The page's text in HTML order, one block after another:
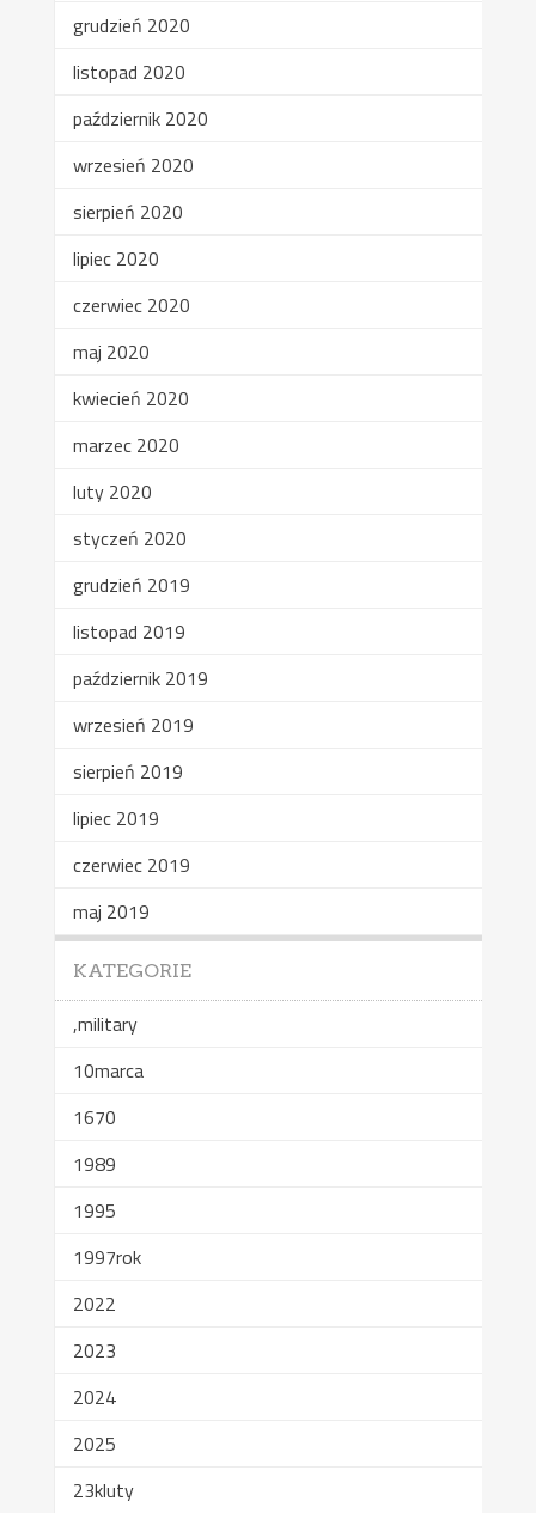
grudzień 2020
listopad 2020
październik 2020
wrzesień 2020
sierpień 2020
lipiec 2020
czerwiec 2020
maj 2020
kwiecień 2020
marzec 2020
luty 2020
styczeń 2020
grudzień 2019
listopad 2019
październik 2019
wrzesień 2019
sierpień 2019
lipiec 2019
czerwiec 2019
maj 2019
KATEGORIE
,military
10marca
1670
1989
1995
1997rok
2022
2023
2024
2025
23kluty